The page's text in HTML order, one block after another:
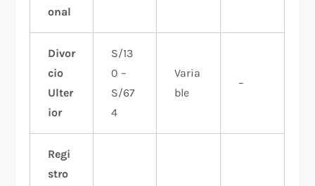
onal
Divor
cio
Ulter
ior
S/13
0 –
S/67
4
Varia
ble
–
Regi
stro